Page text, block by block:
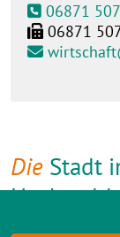
06871
06871
Die Stadt
Hochwald